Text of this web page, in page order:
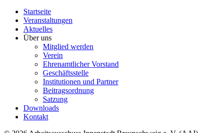
Startseite
Veranstaltungen
Aktuelles
Über uns
Mitglied werden
Verein
Ehrenamtlicher Vorstand
Geschäftsstelle
Institutionen und Partner
Beitragsordnung
Satzung
Downloads
Kontakt